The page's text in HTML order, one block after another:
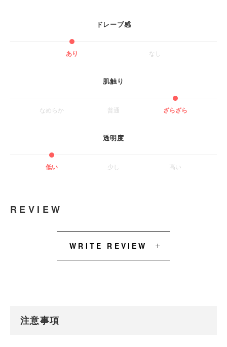
ドレーブ感
あり なし
肌触り
なめらか 普通 ざらざら
透明度
低い 少し 高い
REVIEW
WRITE REVIEW
注意事項